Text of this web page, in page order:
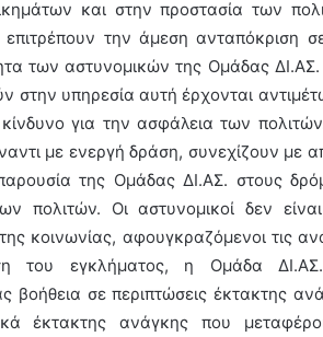
και στην προστασία των
επιτρέπουν την άμεση
των αστυνομικών της Ομάδας ΔΙ.ΑΣ.
στην υπηρεσία αυτή έρχονται
για την ασφάλεια των
με ενεργή δράση, συνεχίζουν με
της Ομάδας ΔΙ.ΑΣ. στους
πολιτών. Οι αστυνομικοί δεν
κοινωνίας, αφουγκραζόμενοι τις
του εγκλήματος, η Ομάδα
βοήθεια σε περιπτώσεις έκτακτης
έκτακτης ανάγκης που